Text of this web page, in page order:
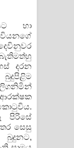
හා
දරන
ආරක්ෂක
පිරිසේ
සෙසු